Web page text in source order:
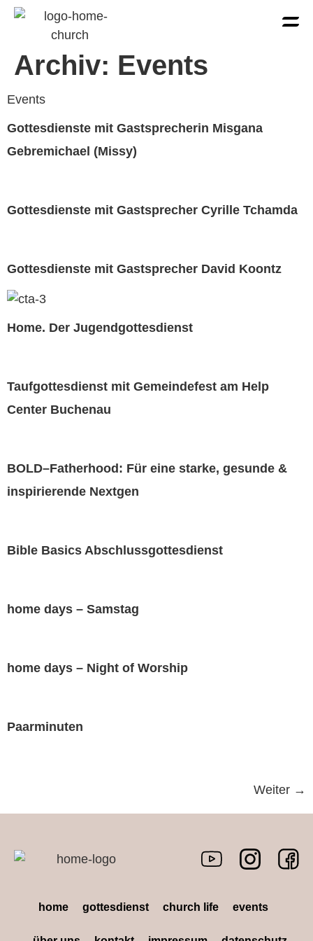
Archiv: Events
Events
Gottesdienste mit Gastsprecherin Misgana
Gebremichael (Missy)
Gottesdienste mit Gastsprecher Cyrille Tchamda
Gottesdienste mit Gastsprecher David Koontz
Home. Der Jugendgottesdienst
Taufgottesdienst mit Gemeindefest am Help
Center Buchenau
BOLD–Fatherhood: Für eine starke, gesunde &
inspirierende Nextgen
Bible Basics Abschlussgottesdienst
home days – Samstag
home days – Night of Worship
Paarminuten
Weiter →
home gottesdienst church life events